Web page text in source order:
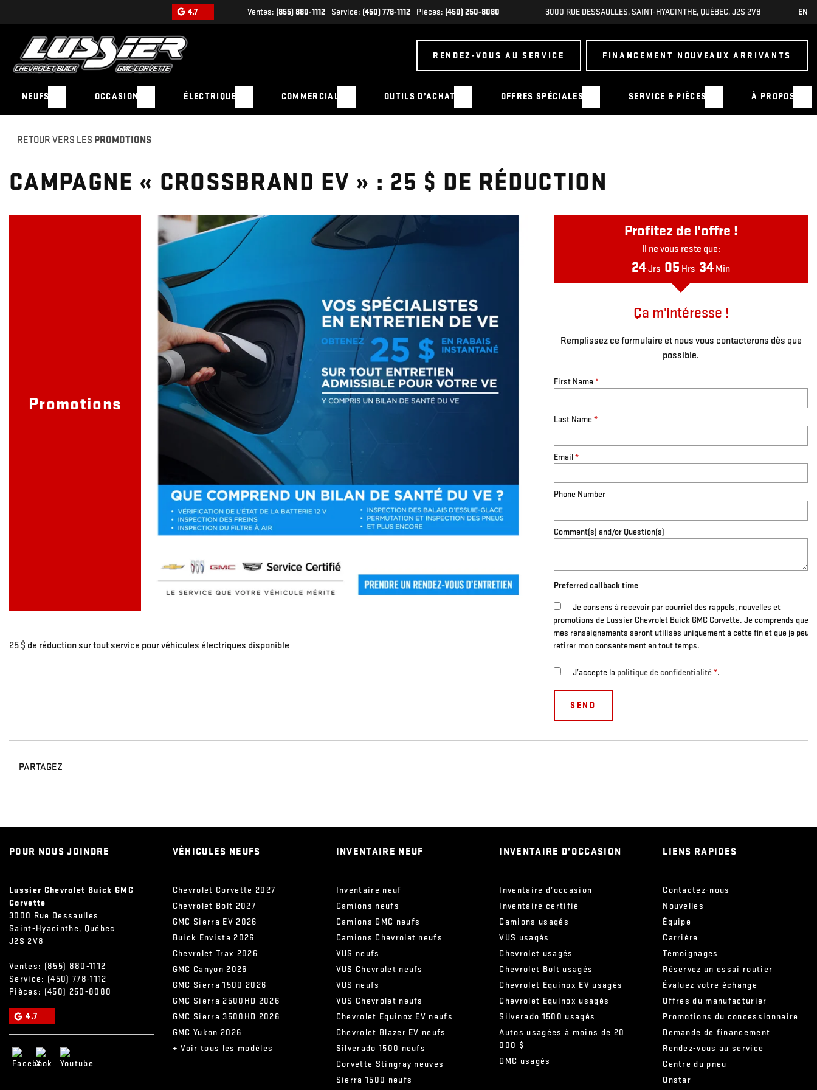
4.7 Ventes: (855) 880-1112 Service: (450) 778-1112 Pièces: (450) 250-8080 3000 RUE DESSAULLES, SAINT-HYACINTHE, QUÉBEC,J2S 2V8 EN
RENDEZ-VOUS AU SERVICE FINANCEMENT NOUVEAUX ARRIVANTS
NEUFS OCCASION ÉLECTRIQUE COMMERCIAL OUTILS D’ACHAT OFFRES SPÉCIALES SERVICE & PIÈCES À PROPOS
RETOUR VERS LES PROMOTIONS
CAMPAGNE « CROSSBRAND EV » : 25 $ DE RÉDUCTION
Promotions
25 $ de réduction sur tout service pour véhicules électriques disponible
Profitez de l'offre !
Il ne vous reste que:
24Jrs 05 Hrs 34Min
Ça m'intéresse !
Remplissez ce formulaire et nous vous contacterons dès que
possible.
First Name *
Last Name *
Email*
Phone Number
Comment(s) and/or Question(s)
Preferred callback time
Je consens à recevoir par courriel des rappels, nouvelles et
promotions de Lussier Chevrolet Buick GMC Corvette. Je comprends que
mes renseignements seront utilisés uniquement à cette fin et que je peux
retirer mon consentement en tout temps.
J’accepte la politique de confidentialité *.
PARTAGEZ
POUR NOUS JOINDRE
Lussier Chevrolet Buick GMC
Corvette
3000 Rue Dessaulles
Saint-Hyacinthe, Québec
J2S 2V8
Ventes: (855) 880-1112
Service: (450) 778-1112
Pièces: (450) 250-8080
4.7
VÉHICULES NEUFS
Chevrolet Corvette 2027
Chevrolet Bolt 2027
GMC Sierra EV 2026
Buick Envista 2026
Chevrolet Trax 2026
GMC Canyon 2026
GMC Sierra 1500 2026
GMC Sierra 2500HD 2026
GMC Sierra 3500HD 2026
GMC Yukon 2026
+ Voir tous les modèles
INVENTAIRE NEUF
Inventaire neuf
Camions neufs
Camions GMC neufs
Camions Chevrolet neufs
VUS neufs
VUS Chevrolet neufs
VUS neufs
VUS Chevrolet neufs
Chevrolet Equinox EV neufs
Chevrolet Blazer EV neufs
Silverado 1500 neufs
Corvette Stingray neuves
Sierra 1500 neufs
INVENTAIRE D’OCCASION
Inventaire d’occasion
Inventaire certifié
Camions usagés
VUS usagés
Chevrolet usagés
Chevrolet Bolt usagés
Chevrolet Equinox EV usagés
Chevrolet Equinox usagés
Silverado 1500 usagés
Autos usagées à moins de 20
000 $
GMC usagés
LIENS RAPIDES
Contactez-nous
Nouvelles
Équipe
Carrière
Témoignages
Réservez un essai routier
Évaluez votre échange
Offres du manufacturier
Promotions du concessionnaire
Demande de financement
Rendez-vous au service
Centre du pneu
Onstar